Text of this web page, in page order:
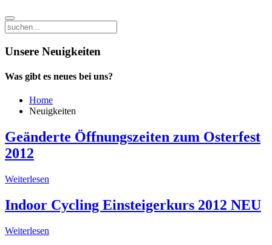
Unsere Neuigkeiten
Was gibt es neues bei uns?
Home
Neuigkeiten
Geänderte Öffnungszeiten zum Osterfest
2012
Weiterlesen
Indoor Cycling Einsteigerkurs 2012 NEU
Weiterlesen